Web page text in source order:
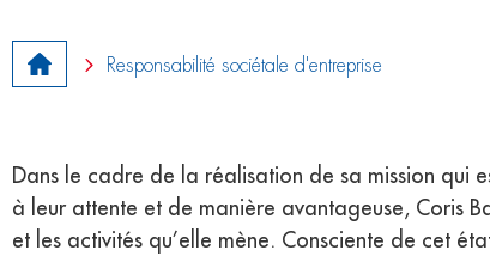
Responsabilité sociétale d'entreprise
Dans le cadre de la réalisation de sa mission qui
à leur attente et de manière avantageuse, Coris
et les activités qu’elle mène. Consciente de cet